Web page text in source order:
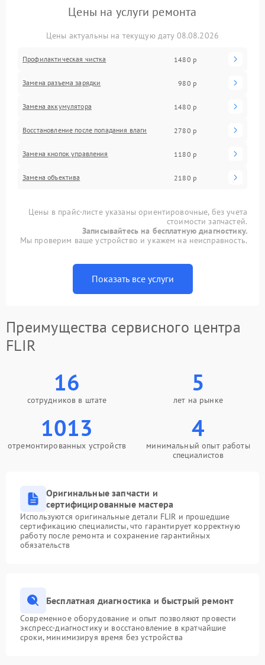
Цены на услуги ремонта
Цены актуальны на текущую дату 08.08.2026
Профилактическая чистка 1480 р
Замена разъема зарядки 980 р
Замена аккумулятора 1480 р
Восстановление после попадания влаги 2780 р
Замена кнопок управления 1180 р
Замена объектива 2180 р
Цены в прайс-листе указаны ориентировочные, без учета
стоимости запчастей.
Записывайтесь на бесплатную диагностику.
Мы проверим ваше устройство и укажем на неисправность.
Показать все услуги
Преимущества сервисного центра
FLIR
16
сотрудников в штате
5
лет на рынке
1013
отремонтированных устройств
4
минимальный опыт работы
специалистов
Оригинальные запчасти и
сертифицированные мастера
Используются оригинальные детали FLIR и прошедшие
сертификацию специалисты, что гарантирует корректную
работу после ремонта и сохранение гарантийных
обязательств
Бесплатная диагностика и быстрый ремонт
Современное оборудование и опыт позволяют провести
экспресс-диагностику и восстановление в кратчайшие
сроки, минимизируя время без устройства